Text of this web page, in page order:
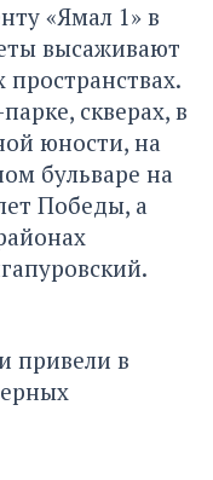
«Ямал 1» в
высаживают
скверах, в
юности, на
бульваре на
Победы, а
привели в